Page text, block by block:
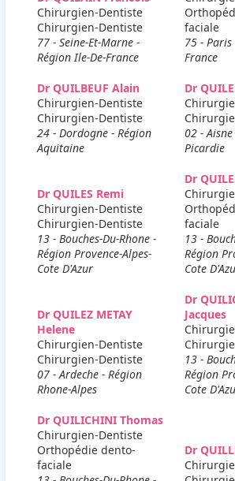
Chirurgien-Dentiste
Chirurgien-Dentiste
77 - Seine-Et-Marne -
Région Ile-De-France
faciale
75 - Paris
France
Dr QUILBEUF Alain
Chirurgien-Dentiste
Chirurgien-Dentiste
24 - Dordogne - Région
Aquitaine
Dr
02 -
Picardie
Dr QUILES Remi
Chirurgien-Dentiste
Chirurgien-Dentiste
13 - Bouches-Du-Rhone -
Région Provence-Alpes-
Cote D'Azur
Dr
faciale
13 -
Région
Cote
Dr QUILEZ METAY
Helene
Chirurgien-Dentiste
Chirurgien-Dentiste
07 - Ardeche - Région
Rhone-Alpes
Dr
Jacques
13 -
Région
Cote
Dr QUILICHINI Thomas
Chirurgien-Dentiste
Orthopédie dento-
faciale
Dr